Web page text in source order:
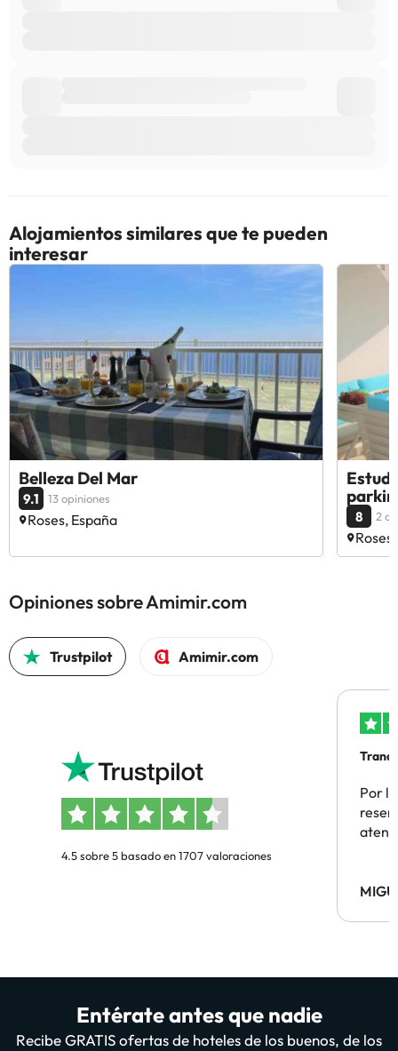
Alojamientos similares que te pueden
interesar
Belleza Del Mar
9.1 13 opiniones
Roses, España 8 2
Opiniones sobre Amimir.com
Trustpilot Amimir.com
4.5 sobre 5 basado en 1707 valoraciones
Por
Entérate antes que nadie
Recibe GRATIS ofertas de hoteles de los buenos, de los